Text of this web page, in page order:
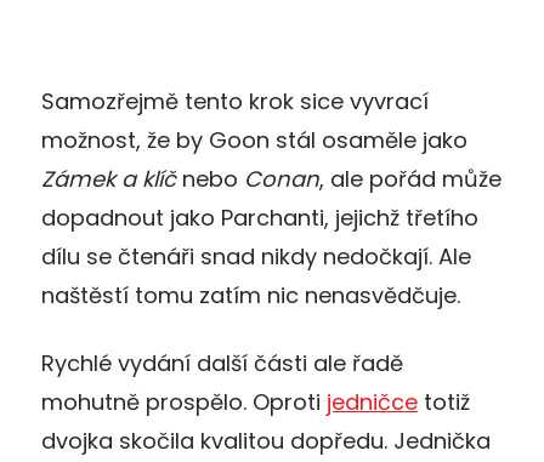
Samozřejmě tento krok sice vyvrací
možnost, že by Goon stál osaměle jako
Zámek a klíč nebo Conan, ale pořád může
dopadnout jako Parchanti, jejichž třetího
dílu se čtenáři snad nikdy nedočkají. Ale
naštěstí tomu zatím nic nenasvědčuje.
Rychlé vydání další části ale řadě
mohutně prospělo. Oproti jedničce totiž
dvojka skočila kvalitou dopředu. Jednička